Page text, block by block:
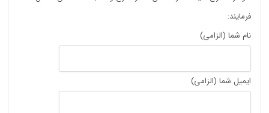
فرمایند:
نام شما (الزامی)
ایمیل شما (الزامی)